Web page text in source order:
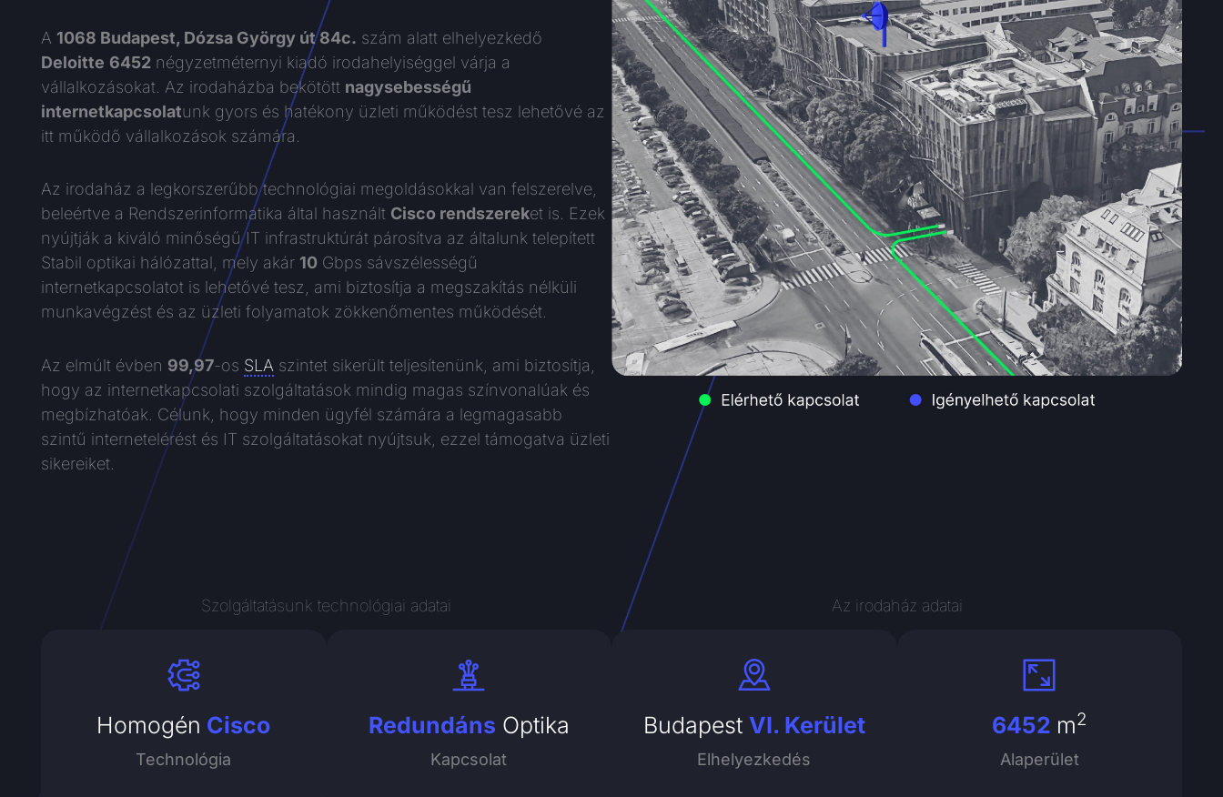
A 1068 Budapest, Dózsa György út 84c. szám alatt elhelyezkedő
Deloitte 6452 négyzetméternyi kiadó irodahelyiséggel várja a
vállalkozásokat. Az irodaházba bekötött nagysebességű
internetkapcsolatunk gyors és hatékony üzleti működést tesz lehetővé az
itt működő vállalkozások számára.
Az irodaház a legkorszerűbb technológiai megoldásokkal van felszerelve,
beleértve a Rendszerinformatika által használt Cisco rendszereket is. Ezek
nyújtják a kiváló minőségű IT infrastruktúrát párosítva az általunk telepített
Stabil optikai hálózattal, mely akár 10 Gbps sávszélességű
internetkapcsolatot is lehetővé tesz, ami biztosítja a megszakítás nélküli
munkavégzést és az üzleti folyamatok zökkenőmentes működését.
Az elmúlt évben 99,97-os SLA szintet sikerült teljesítenünk, ami biztosítja,
hogy az internetkapcsolati szolgáltatások mindig magas színvonalúak és
megbízhatóak. Célunk, hogy minden ügyfél számára a legmagasabb
szintű internetelérést és IT szolgáltatásokat nyújtsuk, ezzel támogatva üzleti
sikereiket.
Szolgáltatásunk technológiai adatai
Homogén Cisco
Technológia
Redundáns Optika
Kapcsolat
Az irodaház adatai
Budapest VI. Kerület
Elhelyezkedés
6452 m2
Alaperület